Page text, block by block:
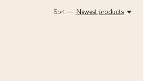
Sort — Newest products